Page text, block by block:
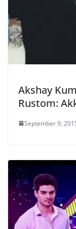
Akshay
Rustom:
September 9,